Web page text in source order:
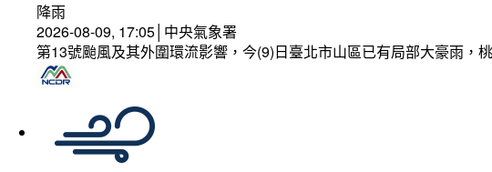
降雨
2026-08-09, 17:05│中央氣象署
第13號颱風及其外圍環流影響，今(9)日臺北市山區已有局部大豪雨，